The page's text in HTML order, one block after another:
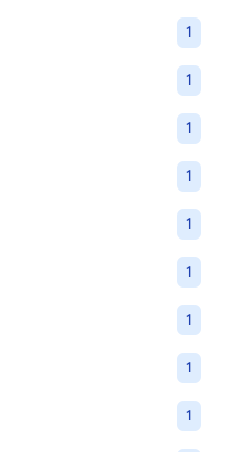
1
1
1
1
1
1
1
1
1